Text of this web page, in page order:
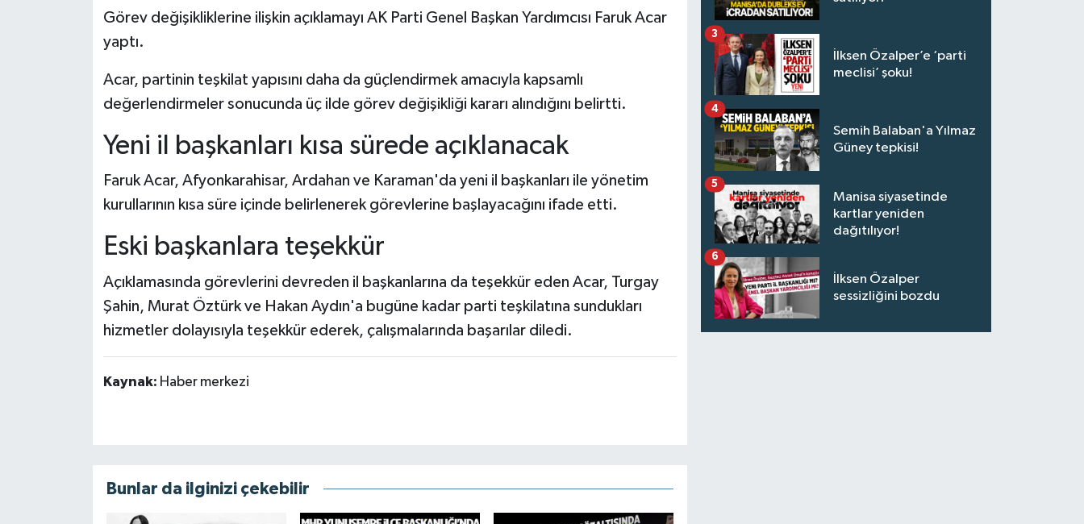
Görev değişikliklerine ilişkin açıklamayı AK Parti Genel Başkan Yardımcısı Faruk Acar
yaptı.
Acar, partinin teşkilat yapısını daha da güçlendirmek amacıyla kapsamlı
değerlendirmeler sonucunda üç ilde görev değişikliği kararı alındığını belirtti.
Yeni il başkanları kısa sürede açıklanacak
Faruk Acar, Afyonkarahisar, Ardahan ve Karaman'da yeni il başkanları ile yönetim
kurullarının kısa süre içinde belirlenerek görevlerine başlayacağını ifade etti.
Eski başkanlara teşekkür
Açıklamasında görevlerini devreden il başkanlarına da teşekkür eden Acar, Turgay
Şahin, Murat Öztürk ve Hakan Aydın'a bugüne kadar parti teşkilatına sundukları
hizmetler dolayısıyla teşekkür ederek, çalışmalarında başarılar diledi.
Kaynak: Haber merkezi
Bunlar da ilginizi çekebilir
İlksen Özalper’e ‘parti
meclisi’ şoku!
3
Semih Balaban'a Yılmaz
Güney tepkisi!
4
Manisa siyasetinde
kartlar yeniden
dağıtılıyor!
5
İlksen Özalper
sessizliğini bozdu
6